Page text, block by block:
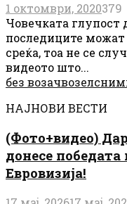
1 октомври, 2020379
Човечката
последиците
среќа, тоа не се
видеото што...
без возачвозел
НАЈНОВИ ВЕСТИ
(Фото+видео)
донесе победата
Евровизија!